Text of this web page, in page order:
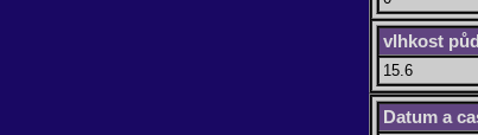
vlhkost
15.6
Datum a